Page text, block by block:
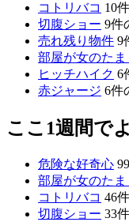
コトリバコ 10
切腹ショー 9件
売れ残り物件 9
部屋が女のた
ヒッチハイク 6
赤ジャージ 6件
ここ1週間で
危険な好奇心
部屋が女のた
コトリバコ 46
切腹ショー 33